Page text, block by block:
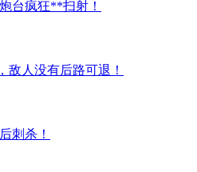
台疯狂**扫射！
敌人没有后路可退！
刺杀！